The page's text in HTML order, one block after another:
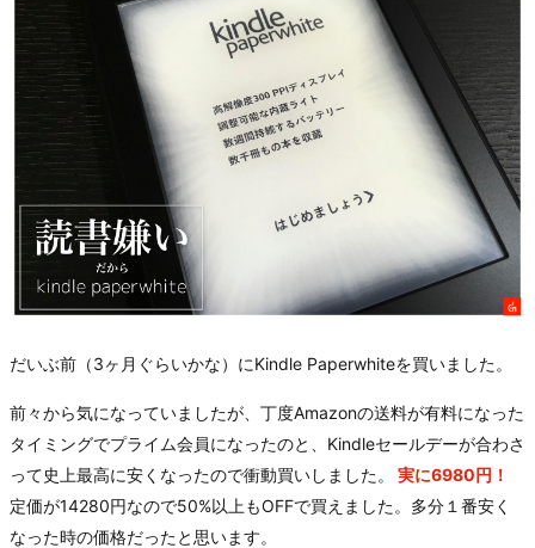
だいぶ前（3ヶ月ぐらいかな）にKindle Paperwhiteを買いました。
前々から気になっていましたが、丁度Amazonの送料が有料になった
タイミングでプライム会員になったのと、Kindleセールデーが合わさ
って史上最高に安くなったので衝動買いしました。
実に6980円！
定価が14280円なので50%以上もOFFで買えました。多分１番安く
なった時の価格だったと思います。